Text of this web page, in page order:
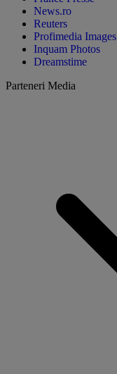
News.ro
Reuters
Profimedia Images
Inquam Photos
Dreamstime
Parteneri Media